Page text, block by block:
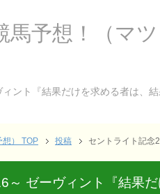
馬予想！（マ
ント『結果だけを求める者は、
想） TOP 投稿 セントライト記念
～ ゼーヴィント『結果だ